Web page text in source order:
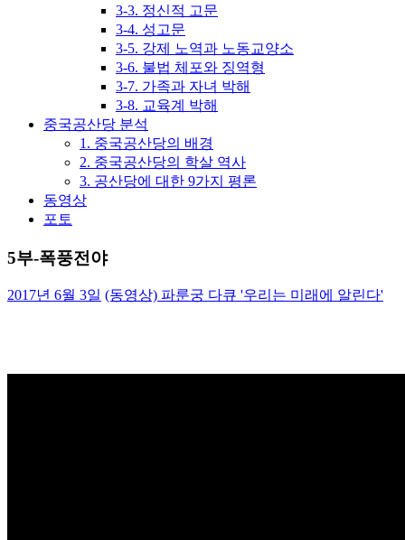
3-3. 정신적 고문
3-4. 성고문
3-5. 강제 노역과 노동교양소
3-6. 불법 체포와 징역형
3-7. 가족과 자녀 박해
3-8. 교육계 박해
중국공산당 분석
1. 중국공산당의 배경
2. 중국공산당의 학살 역사
3. 공산당에 대한 9가지 평론
동영상
포토
5부-폭풍전야
2017년 6월 3일 (동영상) 파룬궁 다큐 '우리는 미래에 알린다'